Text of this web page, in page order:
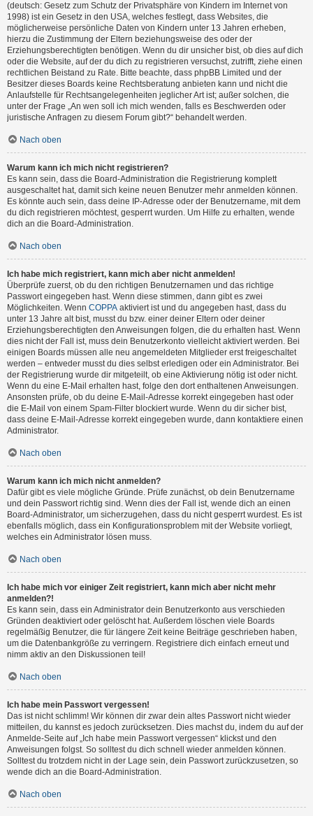
(deutsch: Gesetz zum Schutz der Privatsphäre von Kindern im Internet von
1998) ist ein Gesetz in den USA, welches festlegt, dass Websites, die
möglicherweise persönliche Daten von Kindern unter 13 Jahren erheben,
hierzu die Zustimmung der Eltern beziehungsweise des oder der
Erziehungsberechtigten benötigen. Wenn du dir unsicher bist, ob dies auf dich
oder die Website, auf der du dich zu registrieren versuchst, zutrifft, ziehe einen
rechtlichen Beistand zu Rate. Bitte beachte, dass phpBB Limited und der
Besitzer dieses Boards keine Rechtsberatung anbieten kann und nicht die
Anlaufstelle für Rechtsangelegenheiten jeglicher Art ist; außer solchen, die
unter der Frage „An wen soll ich mich wenden, falls es Beschwerden oder
juristische Anfragen zu diesem Forum gibt?“ behandelt werden.
Nach oben
Warum kann ich mich nicht registrieren?
Es kann sein, dass die Board-Administration die Registrierung komplett
ausgeschaltet hat, damit sich keine neuen Benutzer mehr anmelden können.
Es könnte auch sein, dass deine IP-Adresse oder der Benutzername, mit dem
du dich registrieren möchtest, gesperrt wurden. Um Hilfe zu erhalten, wende
dich an die Board-Administration.
Nach oben
Ich habe mich registriert, kann mich aber nicht anmelden!
Überprüfe zuerst, ob du den richtigen Benutzernamen und das richtige
Passwort eingegeben hast. Wenn diese stimmen, dann gibt es zwei
Möglichkeiten. Wenn COPPA aktiviert ist und du angegeben hast, dass du
unter 13 Jahre alt bist, musst du bzw. einer deiner Eltern oder deiner
Erziehungsberechtigten den Anweisungen folgen, die du erhalten hast. Wenn
dies nicht der Fall ist, muss dein Benutzerkonto vielleicht aktiviert werden. Bei
einigen Boards müssen alle neu angemeldeten Mitglieder erst freigeschaltet
werden – entweder musst du dies selbst erledigen oder ein Administrator. Bei
der Registrierung wurde dir mitgeteilt, ob eine Aktivierung nötig ist oder nicht.
Wenn du eine E-Mail erhalten hast, folge den dort enthaltenen Anweisungen.
Ansonsten prüfe, ob du deine E-Mail-Adresse korrekt eingegeben hast oder
die E-Mail von einem Spam-Filter blockiert wurde. Wenn du dir sicher bist,
dass deine E-Mail-Adresse korrekt eingegeben wurde, dann kontaktiere einen
Administrator.
Nach oben
Warum kann ich mich nicht anmelden?
Dafür gibt es viele mögliche Gründe. Prüfe zunächst, ob dein Benutzername
und dein Passwort richtig sind. Wenn dies der Fall ist, wende dich an einen
Board-Administrator, um sicherzugehen, dass du nicht gesperrt wurdest. Es ist
ebenfalls möglich, dass ein Konfigurationsproblem mit der Website vorliegt,
welches ein Administrator lösen muss.
Nach oben
Ich habe mich vor einiger Zeit registriert, kann mich aber nicht mehr
anmelden?!
Es kann sein, dass ein Administrator dein Benutzerkonto aus verschieden
Gründen deaktiviert oder gelöscht hat. Außerdem löschen viele Boards
regelmäßig Benutzer, die für längere Zeit keine Beiträge geschrieben haben,
um die Datenbankgröße zu verringern. Registriere dich einfach erneut und
nimm aktiv an den Diskussionen teil!
Nach oben
Ich habe mein Passwort vergessen!
Das ist nicht schlimm! Wir können dir zwar dein altes Passwort nicht wieder
mitteilen, du kannst es jedoch zurücksetzen. Dies machst du, indem du auf der
Anmelde-Seite auf „Ich habe mein Passwort vergessen“ klickst und den
Anweisungen folgst. So solltest du dich schnell wieder anmelden können.
Solltest du trotzdem nicht in der Lage sein, dein Passwort zurückzusetzen, so
wende dich an die Board-Administration.
Nach oben